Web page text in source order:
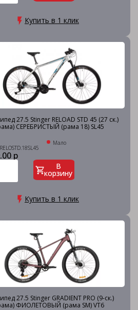
Купить в 1 клик
27.5 Stinger RELOAD STD 45 (27 ск.)
СЕРЕБРИСТЫЙ (рама 18) SL45
Мало
р
В
корзину
Купить в 1 клик
27.5 Stinger GRADIENT PRO (9-ск.)
ФИОЛЕТОВЫЙ (рама SM) VT6